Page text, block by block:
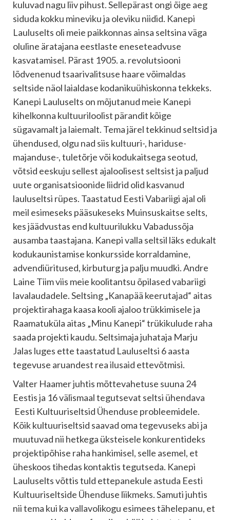
kuluvad nagu liiv pihust. Sellepärast ongi õige aeg
siduda kokku mineviku ja oleviku niidid. Kanepi
Lauluselts oli meie paikkonnas ainsa seltsina väga
oluline äratajana eestlaste eneseteadvuse
kasvatamisel. Pärast 1905. a. revolutsiooni
lõdvenenud tsaarivalitsuse haare võimaldas
seltside näol laialdase kodanikuühiskonna tekkeks.
Kanepi Lauluselts on mõjutanud meie Kanepi
kihelkonna kultuuriloolist pärandit kõige
sügavamalt ja laiemalt. Tema järel tekkinud seltsid ja
ühendused, olgu nad siis kultuuri-, hariduse-
majanduse-, tuletõrje või kodukaitsega seotud,
võtsid eeskuju sellest ajaloolisest seltsist ja paljud
uute organisatsioonide liidrid olid kasvanud
lauluseltsi rüpes. Taastatud Eesti Vabariigi ajal oli
meil esimeseks pääsukeseks Muinsuskaitse selts,
kes jäädvustas end kultuurilukku Vabadussõja
ausamba taastajana. Kanepi valla seltsil läks edukalt
kodukaunistamise konkursside korraldamine,
advendiüritused, kirbuturg ja palju muudki. Andre
Laine Tiim viis meie koolitantsu õpilased vabariigi
lavalaudadele. Seltsing „Kanapää keerutajad“ aitas
projektirahaga kaasa kooli ajaloo trükkimisele ja
Raamatuküla aitas „Minu Kanepi“ trükikulude raha
saada projekti kaudu. Seltsimaja juhataja Marju
Jalas luges ette taastatud Lauluseltsi 6 aasta
tegevuse aruandest rea ilusaid ettevõtmisi.
Valter Haamer juhtis mõttevahetuse suuna 24
Eestis ja 16 välismaal tegutsevat seltsi ühendava
Eesti Kultuuriseltsid Ühenduse probleemidele.
Kõik kultuuriseltsid saavad oma tegevuseks abi ja
muutuvad nii hetkega üksteisele konkurentideks
projektipõhise raha hankimisel, selle asemel, et
üheskoos tihedas kontaktis tegutseda. Kanepi
Lauluselts võttis tuld ettepanekule astuda Eesti
Kultuuriseltside Ühenduse liikmeks. Samuti juhtis
nii tema kui ka vallavolikogu esimees tähelepanu, et